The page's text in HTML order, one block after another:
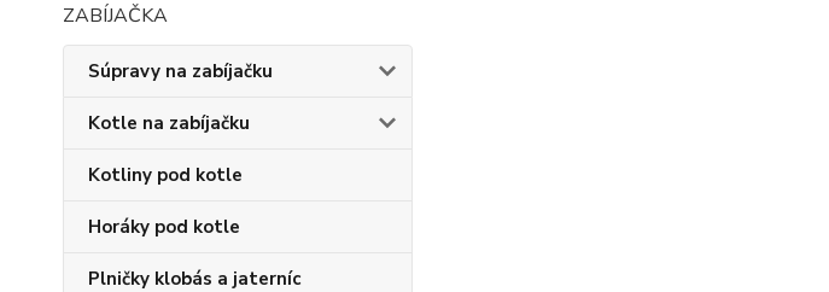
ZABÍJAČKA
Súpravy na zabíjačku
Kotle na zabíjačku
Kotliny pod kotle
Horáky pod kotle
Plničky klobás a jaterníc